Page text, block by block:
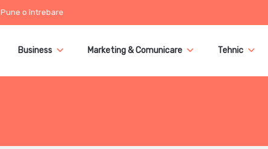
Pune o întrebare
Business Marketing & Comunicare Tehnic